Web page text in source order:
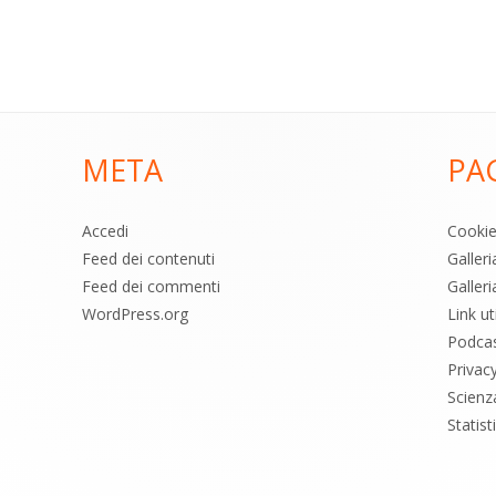
META
Accedi
Feed dei contenuti
Feed dei commenti
WordPress.org
Link